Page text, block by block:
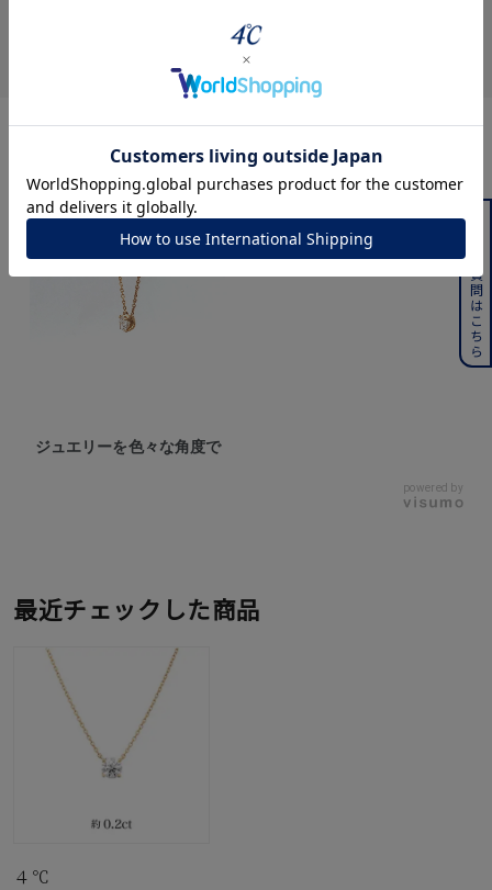
360° Product Viewer
ジュエリーを色々な角度で
powered by
最近チェックした商品
４℃
よくある質問はこちら